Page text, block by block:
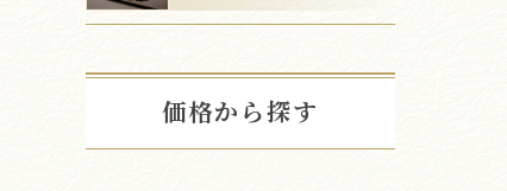
価格から探す